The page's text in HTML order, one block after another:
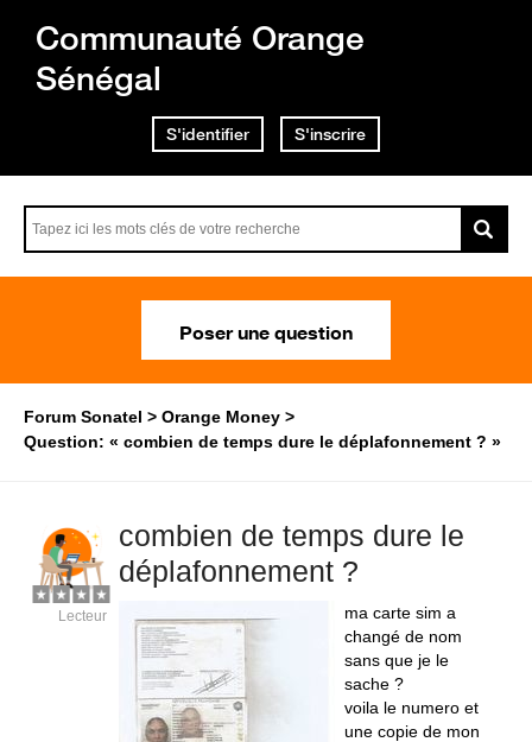
Communauté Orange
Sénégal
S'identifier S'inscrire
Poser une question
Forum Sonatel
Orange Money
Question: « combien de temps dure le déplafonnement ? »
combien de temps dure le
déplafonnement ?
ma carte sim a
changé de nom
sans que je le
sache ?
voila le numero et
une copie de mon
Lecteur